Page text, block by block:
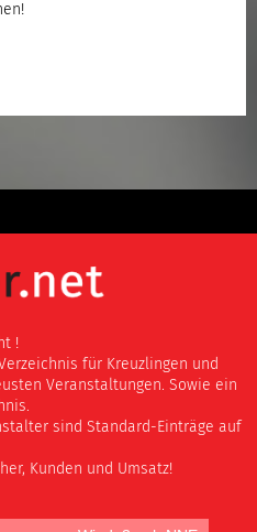
!
für Kreuzlingen und
Veranstaltungen. Sowie ein
sind Standard-Einträge auf
Kunden und Umsatz!